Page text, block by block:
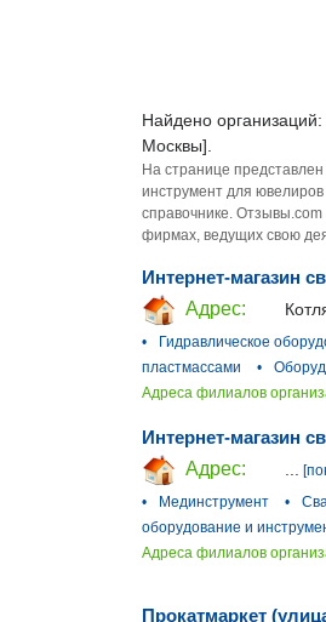
Найдено организаций:
Москвы].
На странице
инструмент для
справочнике.
фирмах, ведущих свою
Интернет-магазин
Адрес:
•
Гидравлическое
пластмассами
•
Адреса филиалов
Интернет-магазин
Адрес:
•
Мединструмент •
оборудование и
Адреса филиалов
Прокатмаркет